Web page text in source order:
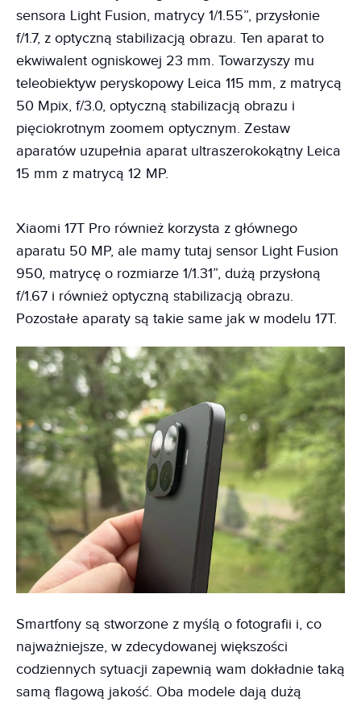
sensora Light Fusion, matrycy 1/1.55”, przysłonie
f/1.7, z optyczną stabilizacją obrazu. Ten aparat to
ekwiwalent ogniskowej 23 mm. Towarzyszy mu
teleobiektyw peryskopowy Leica 115 mm, z matrycą
50 Mpix, f/3.0, optyczną stabilizacją obrazu i
pięciokrotnym zoomem optycznym. Zestaw
aparatów uzupełnia aparat ultraszerokokątny Leica
15 mm z matrycą 12 MP.
Xiaomi 17T Pro również korzysta z głównego
aparatu 50 MP, ale mamy tutaj sensor Light Fusion
950, matrycę o rozmiarze 1/1.31”, dużą przysłoną
f/1.67 i również optyczną stabilizacją obrazu.
Pozostałe aparaty są takie same jak w modelu 17T.
Smartfony są stworzone z myślą o fotografii i, co
najważniejsze, w zdecydowanej większości
codziennych sytuacji zapewnią wam dokładnie taką
samą flagową jakość. Oba modele dają dużą